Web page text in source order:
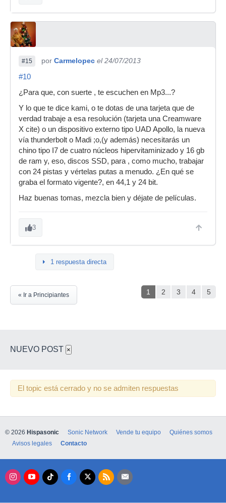
#15 por Carmelopec el 24/07/2013
#10
¿Para que, con suerte , te escuchen en Mp3...?
Y lo que te dice kami, o te dotas de una tarjeta que de
verdad trabaje a esa resolución (tarjeta una Creamware
X cite) o un dispositivo externo tipo UAD Apollo, la nueva
vía thunderbolt o Madi ;o,(y además) necesitarás un
chino tipo I7 de cuatro núcleos hipervitaminizado y 16 gb
de ram y, eso, discos SSD, para , como mucho, trabajar
con 24 pistas y vértelas putas a menudo. ¿En qué se
graba el formato vigente?, en 44,1 y 24 bit.
Haz buenas tomas, mezcla bien y déjate de películas.
3
1 respuesta directa
1 2 3 4 5
« Ir a Principiantes
NUEVO POST ×
El topic está cerrado y no se admiten respuestas
© 2026 Hispasonic Sonic Network Vende tu equipo
Quiénes somos
Avisos legales
Contacto